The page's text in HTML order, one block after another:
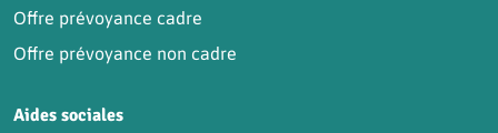
Offre prévoyance cadre
Offre prévoyance non cadre
Aides sociales